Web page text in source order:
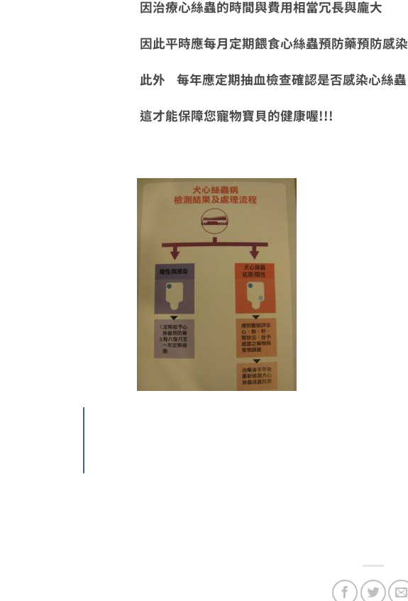
因治療心絲蟲的時間與費用相當冗長與龐大
因此平時應每月定期餵食心絲蟲預防藥預防感染
此外 每年應定期抽血檢查確認是否感染心絲蟲
這才能保障您寵物寶貝的健康喔!!!